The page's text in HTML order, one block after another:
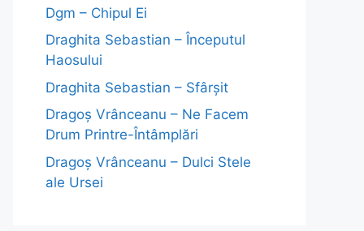
Dgm – Chipul Ei
Draghita Sebastian – Începutul
Haosului
Draghita Sebastian – Sfârșit
Dragoş Vrânceanu – Ne Facem
Drum Printre-Întâmplări
Dragoş Vrânceanu – Dulci Stele
ale Ursei